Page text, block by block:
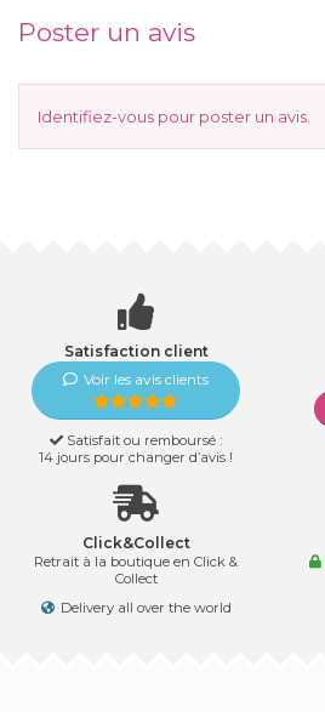
Poster un avis
Identifiez-vous pour poster un avis.
Satisfaction client
Voir les avis clients
Satisfait ou remboursé :
14 jours pour changer d’avis !
Click&Collect
Retrait à la boutique en Click &
Collect
Delivery all over the world